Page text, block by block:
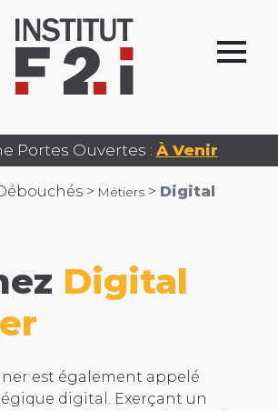
Portes Ouvertes : À Venir
> Métiers > Digital
Digital
est également appelé
digital. Exerçant un